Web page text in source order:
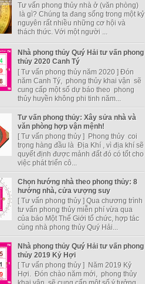
Tư vấn phong thủy nhà ở (văn phòng)
là gì? Chúng ta đang sống trong một kỷ
nguyên rất nhiều những cơ hội và
thách thức. Với một người ...
Nhà phong thủy Quý Hải tư vấn phong
thủy 2020 Canh Tý
[ Tư vấn phong thủy năm 2020 ] Đón
năm Canh Tý, phong thủy khai vận sẽ
cung cấp một số dự báo theo phong
thủy huyền không phi tinh năm...
Tư vấn phong thủy: Xây sửa nhà và
văn phòng hợp vận mệnh!
[ Tư vấn phong thủy ] Phong thủy coi
trọng hàng đầu là Địa Khí , vì địa khí sẽ
quyết định được mảnh đất đó có tốt cho
việc phát triển cô...
Chọn hướng nhà theo phong thủy: 8
hướng nhà, cửa vượng suy
[ Tư vấn phong thủy ] Qua chương trình
tư vấn phong thủy miễn phí vừa qua
của báo Một Thế Giới tổ chức, hợp tác
cùng nhà phong thủy Quý Hải...
Nhà phong thủy Quý Hải tư vấn phong
thủy 2019 Kỷ Hợi
[ Tư vấn phong thủy ] Năm 2019 Kỷ
Hợi. Đón chào năm mới, phong thủy